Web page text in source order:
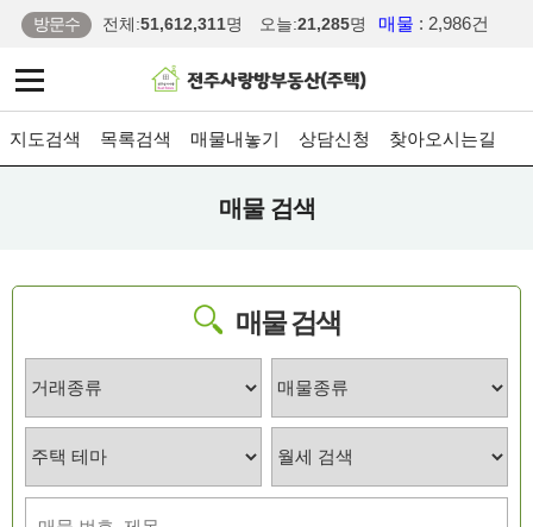
방문수 전체:51,612,311명 오늘:21,285명 매물 : 2,986건
지도검색 목록검색 매물내놓기 상담신청 찾아오시는길
매물 검색
매물 검색